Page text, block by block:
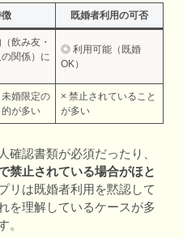
既婚者利用の可否
飲み友・
関係）に
◎ 利用可能（既婚
OK）
婚限定の
が多い
× 禁止されていること
が多い
確認書類が必須だったり、
禁止されている場合がほと
リは既婚者利用を黙認して
を理解しているケースが多
。